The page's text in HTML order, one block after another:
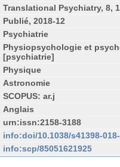
Translational Psychiatry, 8,
Publié, 2018-12
Psychiatrie
Physiopsychologie et
[psychiatrie]
Physique
Astronomie
SCOPUS: ar.j
Anglais
urn:issn:2158-3188
info:doi/10.1038/s41398-
info:scp/85051621925